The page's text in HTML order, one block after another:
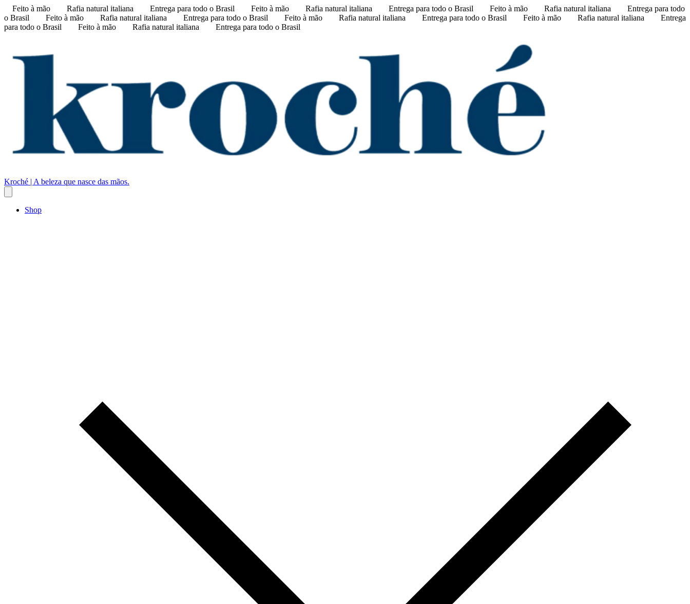
Feito à mão Rafia natural italiana Entrega para todo o Brasil Feito à mão Rafia natural italiana Entrega para todo o Brasil Feito à mão Rafia natural italiana
Entrega para todo
o Brasil
Feito à mão Rafia natural italiana Entrega para todo o Brasil Feito à mão Rafia natural italiana Entrega para todo o Brasil Feito à mão Rafia natural italiana
Entrega
para todo o Brasil
Feito à mão Rafia natural italiana Entrega para todo o Brasil
Kroché | A beleza que nasce das mãos.
Shop